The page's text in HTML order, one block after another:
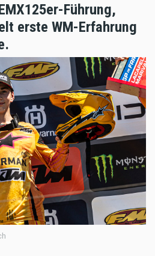
Führung,
erste WM-Erfahrung